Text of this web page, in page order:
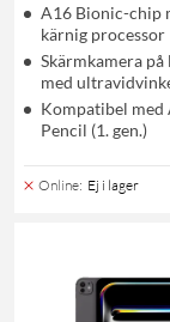
A16 Bionic-chip
kärnig processor
Skärmkamera på
med
Kompatibel med
Pencil (1. gen.)
Online: Ej i lager